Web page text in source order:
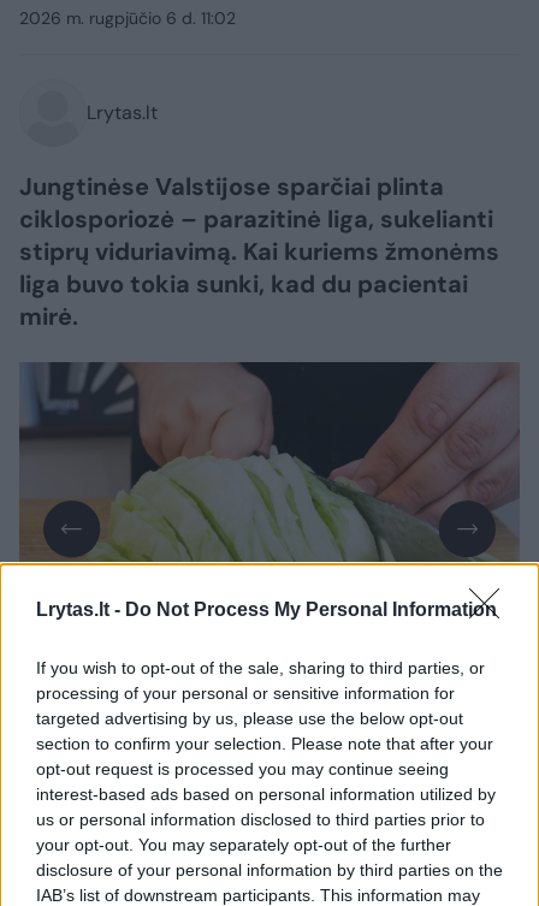
Lrytas.lt - Do Not Process My Personal Information
If you wish to opt-out of the sale, sharing to third parties, or
processing of your personal or sensitive information for
targeted advertising by us, please use the below opt-out
section to confirm your selection. Please note that after your
opt-out request is processed you may continue seeing
interest-based ads based on personal information utilized by
us or personal information disclosed to third parties prior to
your opt-out. You may separately opt-out of the further
disclosure of your personal information by third parties on the
IAB’s list of downstream participants. This information may
2026 m. rugpjūčio 6 d. 11:02
Lrytas.lt
Jungtinėse Valstijose sparčiai plinta
ciklosporiozė – parazitinė liga, sukelianti
stiprų viduriavimą. Kai kuriems žmonėms
liga buvo tokia sunki, kad du pacientai
mirė.
Žmonėms pavojingas parazitas, kurio
nepašalina net paprastas nuplovimas
vandeniu, buvo aptiktas ant salotų lapų.
Gydytojai teigia, kad šią ligą diagnozuoti ir
atsekti jos plitimą yra sudėtinga, nes